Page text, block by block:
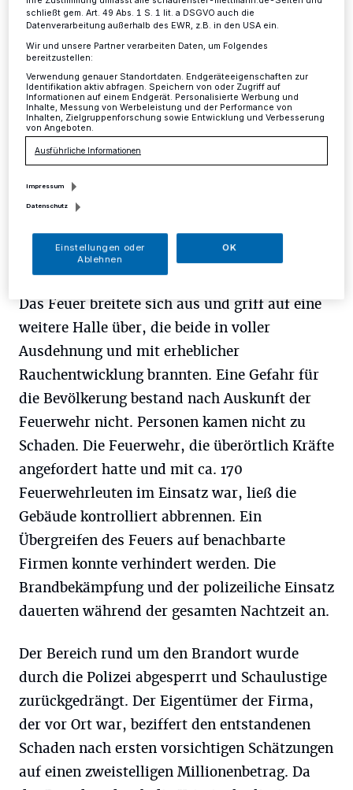
Kreis·Am Freitagabend kam es gegen 20.40 Uhr in
Langenfeld an der Hausinger Straße aus bisher
ungeklärter Ursache zu einem Großbrand einer
Produktionshalle (ca. 2000 Quadratmeter groß) eines
Fleisch verarbeitenden Betriebes.
14.11.2016 , 11:35 Uhr
Das Feuer breitete sich aus und griff auf eine
weitere Halle über, die beide in voller
Ausdehnung und mit erheblicher
Rauchentwicklung brannten. Eine Gefahr für
die Bevölkerung bestand nach Auskunft der
Feuerwehr nicht. Personen kamen nicht zu
Schaden. Die Feuerwehr, die überörtlich Kräfte
angefordert hatte und mit ca. 170
Feuerwehrleuten im Einsatz war, ließ die
Gebäude kontrolliert abbrennen. Ein
Übergreifen des Feuers auf benachbarte
Firmen konnte verhindert werden. Die
Brandbekämpfung und der polizeiliche Einsatz
dauerten während der gesamten Nachtzeit an.
Der Bereich rund um den Brandort wurde
durch die Polizei abgesperrt und Schaulustige
zurückgedrängt. Der Eigentümer der Firma,
der vor Ort war, beziffert den entstandenen
Schaden nach ersten vorsichtigen Schätzungen
auf einen zweistelligen Millionenbetrag. Da
schließt gem. Art. 49 Abs. 1 S. 1 lit. a DSGVO auch die
Datenverarbeitung außerhalb des EWR, z.B. in den USA ein.
Wir und unsere Partner verarbeiten Daten, um Folgendes
bereitzustellen:
Verwendung genauer Standortdaten. Endgeräteeigenschaften zur
Identifikation aktiv abfragen. Speichern von oder Zugriff auf
Informationen auf einem Endgerät. Personalisierte Werbung und
Inhalte, Messung von Werbeleistung und der Performance von
Inhalten, Zielgruppenforschung sowie Entwicklung und Verbesserung
von Angeboten.
Ausführliche Informationen
Impressum
Datenschutz
Einstellungen oder
Ablehnen
OK